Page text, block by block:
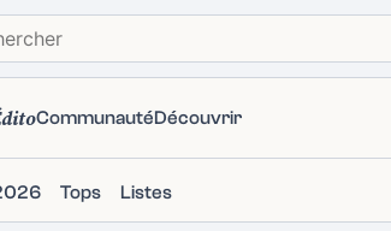
CommunautéDécouvrir
Tops Listes